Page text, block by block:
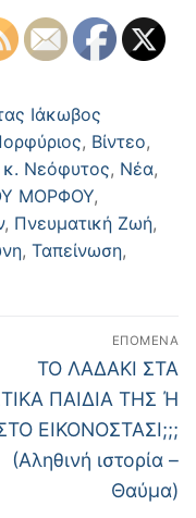
Ιάκωβος
, Βίντεο,
Νεόφυτος, Νέα,
ΜΟΡΦΟΥ,
, Πνευματική Ζωή,
, Ταπείνωση,
ΕΠΌΜΕΝΑ
Επόμενο
άρθρο:
ΤΟ ΛΑΔΑΚΙ ΣΤΑ
ΠΑΙΔΙΑ ΤΗΣ Ή
ΕΙΚΟΝΟΣΤΑΣΙ;;;
(Αληθινή ιστορία –
Θαύμα)